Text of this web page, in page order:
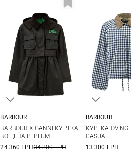
BARBOUR
BARBOUR X GANNI КУРТКА
ВОЩЕНА PEPLUM
24 360 ГРН34 800 ГРН
BARBOUR
КУРТКА
CASUAL
13 300 ГРН